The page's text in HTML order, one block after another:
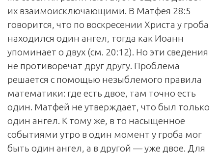
их взаимоисключающими. В Матфея 28:5
говорится, что по воскресении Христа у гроба
находился один ангел, тогда как Иоанн
упоминает о двух (см. 20:12). Но эти сведения
не противоречат друг другу. Проблема
решается с помощью незыблемого правила
математики: где есть двое, там точно есть
один. Матфей не утверждает, что был только
один ангел. К тому же, в то насыщенное
событиями утро в один момент у гроба мог
быть один ангел, а в другой — уже двое. Для